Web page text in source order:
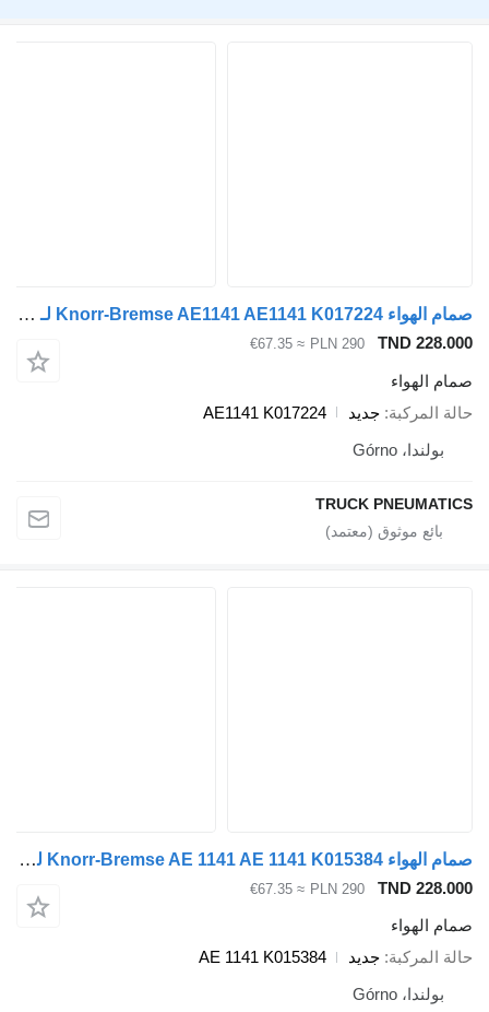
صمام الهواء Knorr-Bremse AE1141 AE1141 K017224 لـ العربات نصف المقطورة Knorr-Bremse
TND
PLN 290
≈ €67.35
الهواء
المركبة جديد
AE1141 K017224
بولندا، Górno
TRUCK
صمام الهواء Knorr-Bremse AE 1141 AE 1141 K015384 لـ العربات نصف المقطورة
TND
PLN 290
≈ €67.35
الهواء
المركبة جديد
AE 1141 K015384
بولندا، Górno